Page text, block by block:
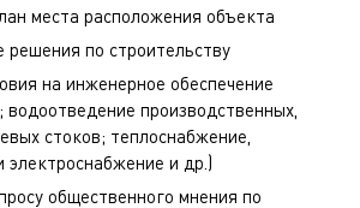
места расположения объекта
решения по строительству
на инженерное обеспечение
производственных,
стоков; теплоснабжение,
электроснабжение и др.)
общественного мнения по